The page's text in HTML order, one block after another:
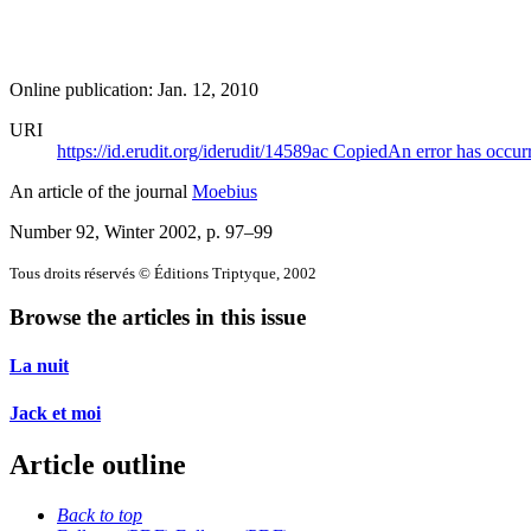
Online publication: Jan. 12, 2010
URI
https://id.erudit.org/iderudit/14589ac CopiedAn error has
An article of the journal Moebius
Number 92, Winter 2002, p. 97–99
Tous droits réservés © Éditions Triptyque, 2002
Browse the articles in this issue
La nuit
Jack et moi
Article outline
Back to top